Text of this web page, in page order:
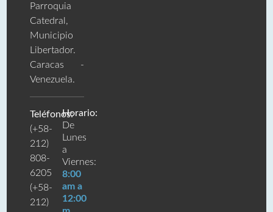
Parroquia
Catedral,
Municipio
Libertador.
Caracas -
Venezuela.
Teléfonos:
(+58-
212)
808-
6205
(+58-
212)
Horario:
De
Lunes
a
Viernes:
8:00
am a
12:00